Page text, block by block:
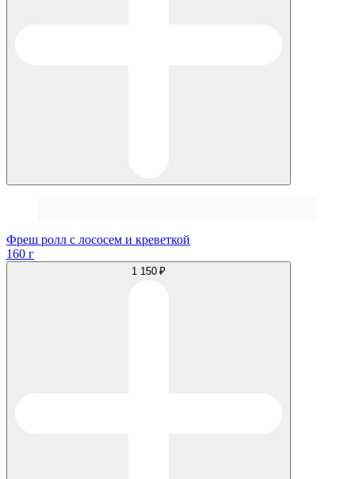
Фреш ролл с лососем и креветкой
160 г
1 150 ₽